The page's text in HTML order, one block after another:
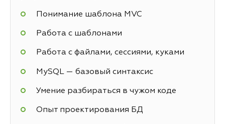
Понимание шаблона MVC
Работа с шаблонами
Работа с файлами, сессиями, куками
MySQL — базовый синтаксис
Умение разбираться в чужом коде
Опыт проектирования БД